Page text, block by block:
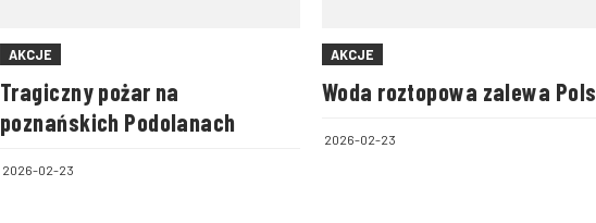
AKCJE
Tragiczny pożar na
poznańskich Podolanach
2026-02-23
AKCJE
Woda roztopowa zalewa
2026-02-23